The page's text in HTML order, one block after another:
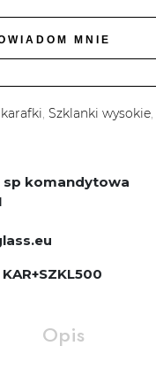
, Szklanki wysokie,
sp komandytowa
Opis